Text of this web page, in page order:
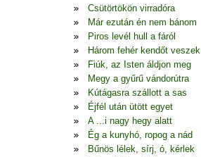
Csütörtökön virradóra
Már ezután én nem bánom
Piros levél hull a fáról
Három fehér kendőt veszek
Fiúk, az Isten áldjon meg
Megy a gyűrű vándorútra
Kútágasra szállott a sas
Éjfél után ütött egyet
A ...i nagy hegy alatt
Ég a kunyhó, ropog a nád
Bűnös lélek, sírj, ó, kérlek